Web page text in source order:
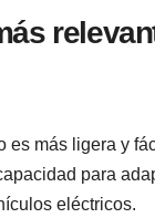
más ligera ‍y
para
​eléctricos.